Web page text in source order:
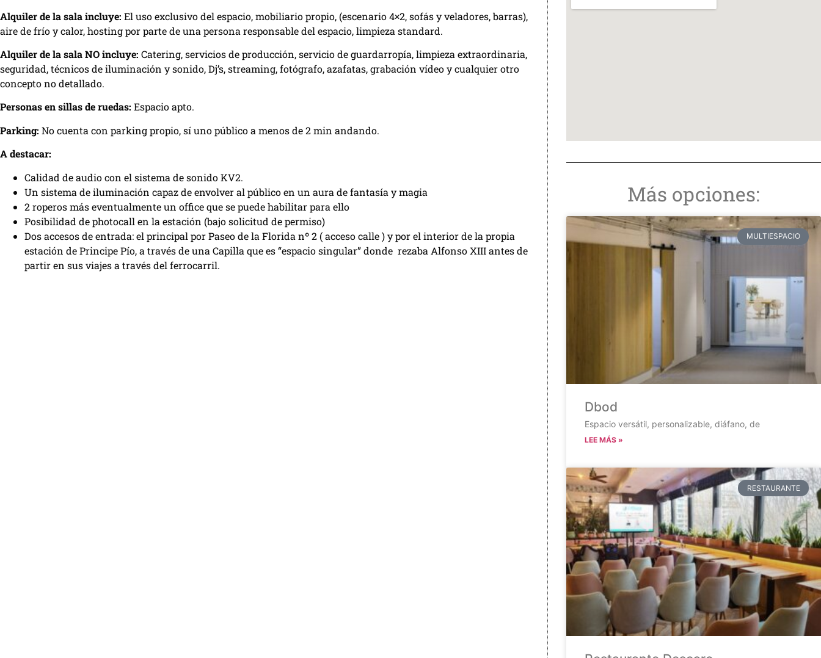
Alquiler de la sala incluye: El uso exclusivo del espacio, mobiliario propio, (escenario 4×2, sofás y veladores, barras),
aire de frío y calor, hosting por parte de una persona responsable del espacio, limpieza standard.
Alquiler de la sala NO incluye: Catering, servicios de producción, servicio de guardarropía, limpieza extraordinaria,
seguridad, técnicos de iluminación y sonido, Dj’s, streaming, fotógrafo, azafatas, grabación vídeo y cualquier otro
concepto no detallado.
Personas en sillas de ruedas: Espacio apto.
Parking: No cuenta con parking propio, sí uno público a menos de 2 min andando.
A destacar:
Calidad de audio con el sistema de sonido KV2.
Un sistema de iluminación capaz de envolver al público en un aura de fantasía y magia
2 roperos más eventualmente un office que se puede habilitar para ello
Posibilidad de photocall en la estación (bajo solicitud de permiso)
Dos accesos de entrada: el principal por Paseo de la Florida nº 2 ( acceso calle ) y por el interior de la propia
estación de Principe Pío, a través de una Capilla que es “espacio singular” donde rezaba Alfonso XIII antes de
partir en sus viajes a través del ferrocarril.
Más opciones:
MULTIESPACIO
Dbod
Espacio versátil, personalizable, diáfano, de
LEE MÁS »
RESTAURANTE